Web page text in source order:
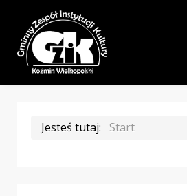
Jesteś tutaj: Start